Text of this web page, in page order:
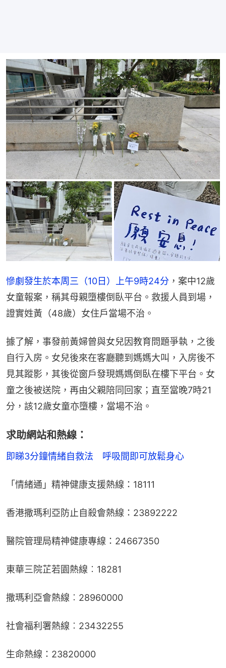
慘劇發生於本周三（10日）上午9時24分 ，案中12歲
女童報案，稱其母親墮樓倒臥平台。救援人員到場，
證實姓黃（48歲）女住戶當場不治。
據了解，事發前黃婦曾與女兒因教育問題爭執，之後
自行入房。女兒後來在客廳聽到媽媽大叫，入房後不
見其蹤影，其後從窗戶發現媽媽倒臥在樓下平台。女
童之後被送院，再由父親陪同回家；直至當晚7時21
分，該12歲女童亦墮樓，當場不治。
求助網站和熱線：
即睇3分鐘情緒自救法　呼吸間即可放鬆身心
「情緒通」精神健康支援熱線：18111
香港撒瑪利亞防止自殺會熱線：23892222
醫院管理局精神健康專線：24667350
東華三院芷若園熱線︰18281
撒瑪利亞會熱線︰28960000
社會福利署熱線︰23432255
生命熱線：23820000